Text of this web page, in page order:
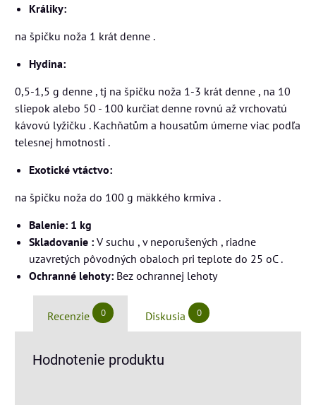
Králiky:
na špičku noža 1 krát denne .
Hydina:
0,5-1,5 g denne , tj na špičku noža 1-3 krát denne , na 10
sliepok alebo 50 - 100 kurčiat denne rovnú až vrchovatú
kávovú lyžičku . Kachňatům a housatům úmerne viac podľa
telesnej hmotnosti .
Exotické vtáctvo:
na špičku noža do 100 g mäkkého krmiva .
Balenie: 1 kg
Skladovanie : V suchu , v neporušených , riadne
uzavretých pôvodných obaloch pri teplote do 25 oC .
Ochranné lehoty: Bez ochrannej lehoty
Recenzie 0 Diskusia 0
Hodnotenie produktu